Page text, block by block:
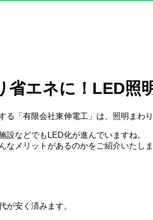
省エネに！LED照
る「有限会社東伸電工」は、照明まわ
設などでもLED化が進んでいますね。
なメリットがあるのかをご紹介いたしま
が安く済みます。